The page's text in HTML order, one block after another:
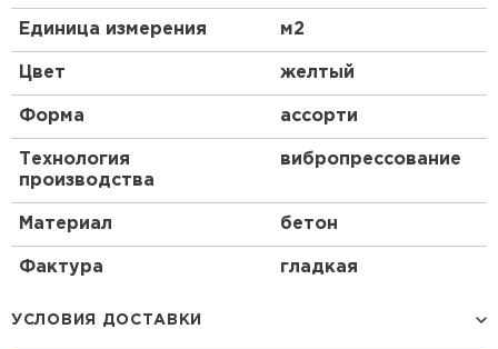
Единица измерения м2
Цвет желтый
Форма ассорти
Технология
производства
вибропрессование
Материал бетон
Фактура гладкая
УСЛОВИЯ ДОСТАВКИ